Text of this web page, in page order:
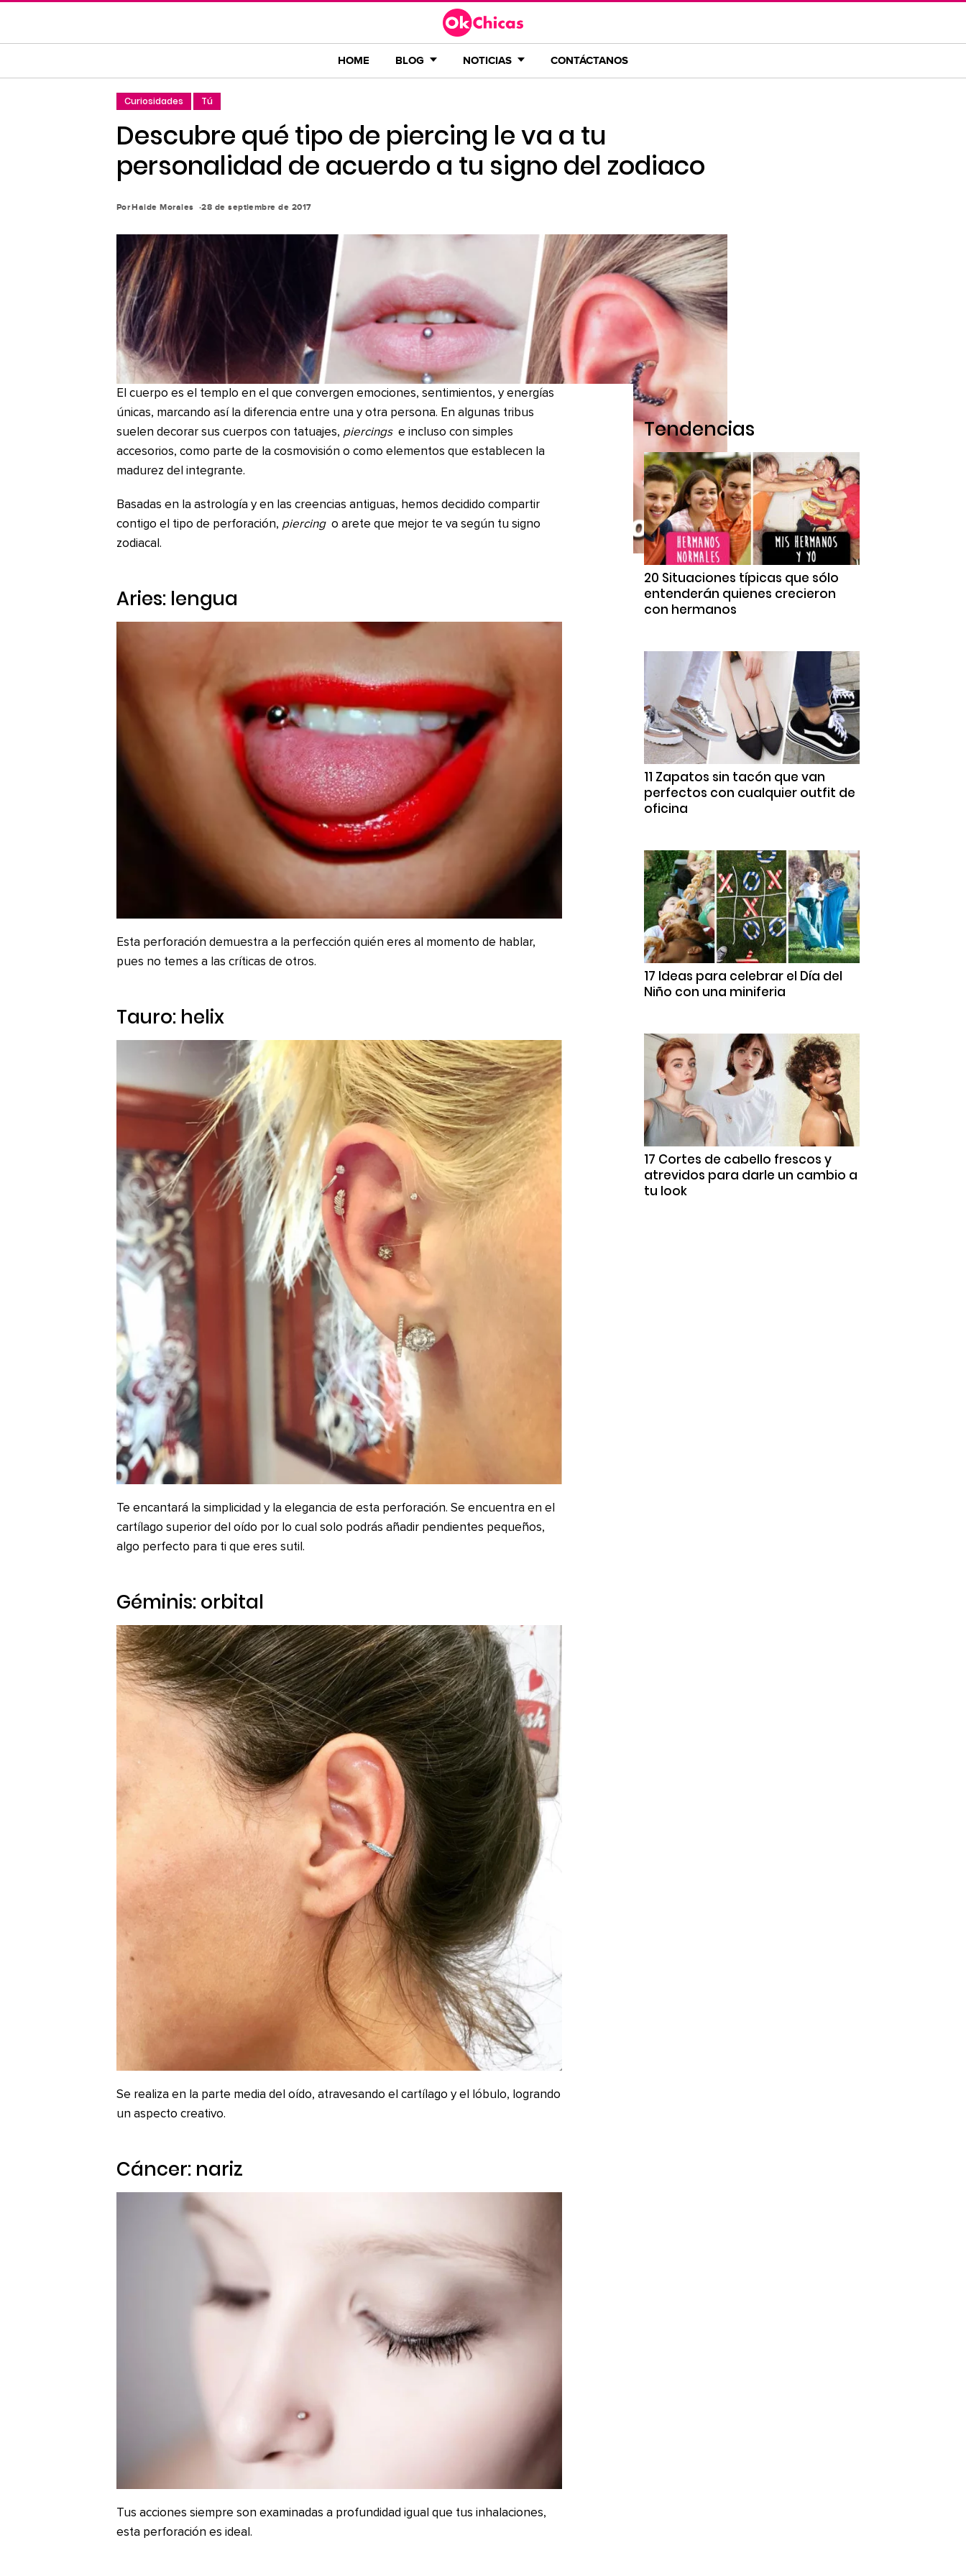
contenido
HOME BLOG NOTICIAS CONTÁCTANOS
Curiosidades Tú
Descubre qué tipo de piercing le va a tu
personalidad de acuerdo a tu signo del zodiaco
PorHaide Morales 28 de septiembre de 2017
El cuerpo es el templo en el que convergen emociones, sentimientos, y energías
únicas, marcando así la diferencia entre una y otra persona. En algunas tribus
suelen decorar sus cuerpos con tatuajes, piercings e incluso con simples
accesorios, como parte de la cosmovisión o como elementos que establecen la
madurez del integrante.
Basadas en la astrología y en las creencias antiguas, hemos decidido compartir
contigo el tipo de perforación, piercing o arete que mejor te va según tu signo
zodiacal.
Aries: lengua
Esta perforación demuestra a la perfección quién eres al momento de hablar,
pues no temes a las críticas de otros.
Tauro: helix
Te encantará la simplicidad y la elegancia de esta perforación. Se encuentra en el
cartílago superior del oído por lo cual solo podrás añadir pendientes pequeños,
algo perfecto para ti que eres sutil.
Géminis: orbital
Se realiza en la parte media del oído, atravesando el cartílago y el lóbulo, logrando
un aspecto creativo.
Cáncer: nariz
Tus acciones siempre son examinadas a profundidad igual que tus inhalaciones,
esta perforación es ideal.
Tendencias
20 Situaciones típicas que sólo
entenderán quienes crecieron
con hermanos
11 Zapatos sin tacón que van
perfectos con cualquier outfit de
oficina
17 Ideas para celebrar el Día del
Niño con una miniferia
17 Cortes de cabello frescos y
atrevidos para darle un cambio a
tu look